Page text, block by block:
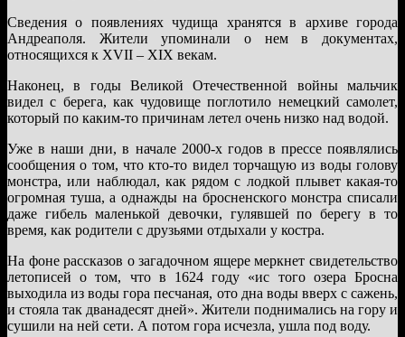
Сведения о появлениях чудища хранятся в архиве города
Андреаполя. Жители упоминали о нем в документах,
относящихся к XVII – XIX векам.
Наконец, в годы Великой Отечественной войны мальчик
видел с берега, как чудовище поглотило немецкий самолет,
который по каким-то причинам летел очень низко над водой.
Уже в наши дни, в начале 2000-х годов в прессе появлялись
сообщения о том, что кто-то видел торчащую из воды голову
монстра, или наблюдал, как рядом с лодкой плывет какая-то
огромная туша, а однажды на бросненского монстра списали
даже гибель маленькой девочки, гулявшей по берегу в то
время, как родители с друзьями отдыхали у костра.
На фоне рассказов о загадочном ящере меркнет свидетельство
летописей о том, что в 1624 году «ис того озера Бросна
выходила из воды гора песчаная, ото дна воды вверх с сажень,
и стояла так дванадесят дней». Жители поднимались на гору и
сушили на ней сети. А потом гора исчезла, ушла под воду.